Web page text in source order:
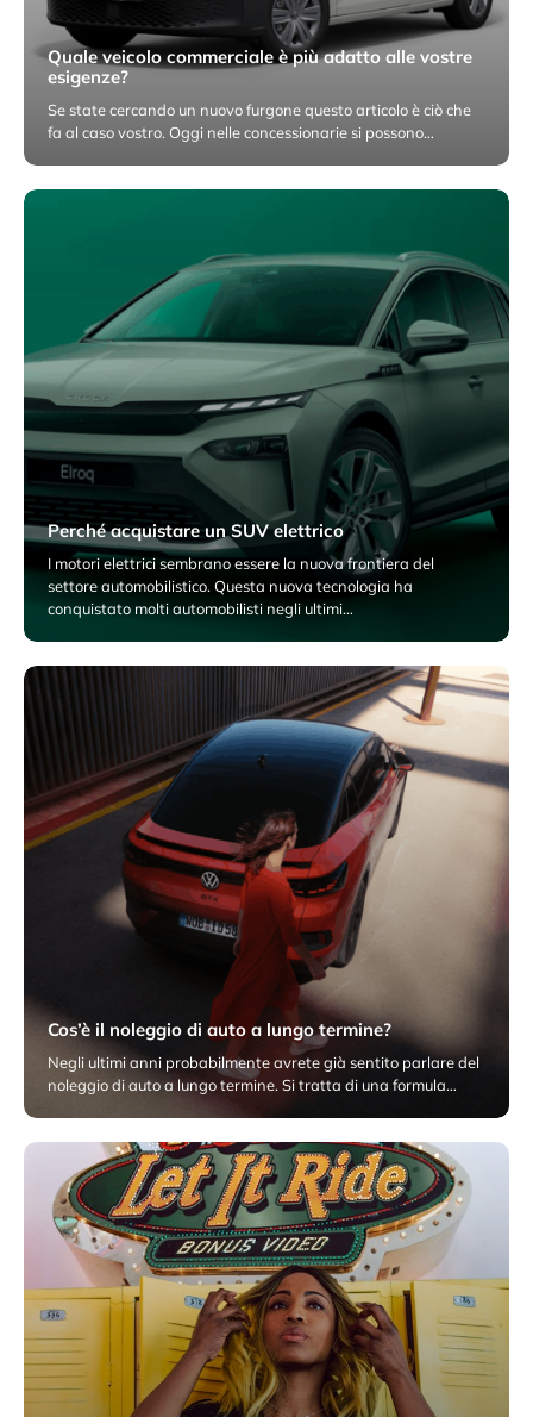
Quale veicolo commerciale è più adatto alle vostre
esigenze?
Se state cercando un nuovo furgone questo articolo è ciò che
fa al caso vostro. Oggi nelle concessionarie si possono…
8 Dicembre 2025
Perché acquistare un SUV elettrico
I motori elettrici sembrano essere la nuova frontiera del
settore automobilistico. Questa nuova tecnologia ha
conquistato molti automobilisti negli ultimi…
8 Dicembre 2025
Cos’è il noleggio di auto a lungo termine?
Negli ultimi anni probabilmente avrete già sentito parlare del
noleggio di auto a lungo termine. Si tratta di una formula…
8 Dicembre 2025